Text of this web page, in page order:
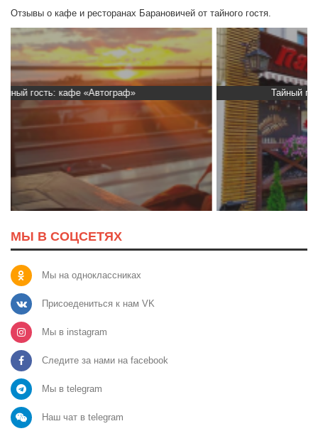
Отзывы о кафе и ресторанах Барановичей от тайного гостя.
Тайный гость: Ресторан “Папараць Кветка”
МЫ В СОЦСЕТЯХ
Мы на одноклассниках
Присоедениться к нам VK
Мы в instagram
Следите за нами на facebook
Мы в telegram
Наш чат в telegram